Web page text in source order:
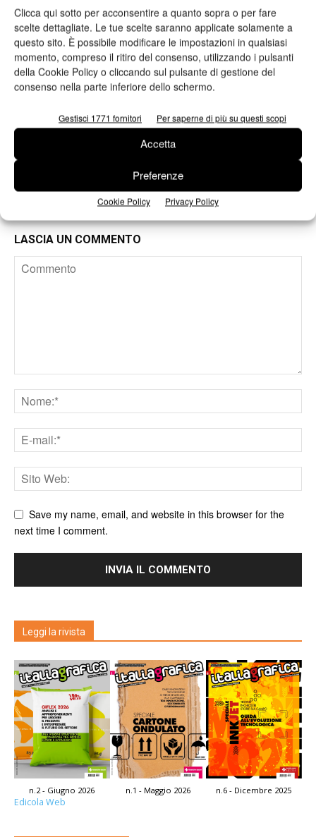
Clicca qui sotto per acconsentire a quanto sopra o per fare
scelte dettagliate. Le tue scelte saranno applicate solamente a
questo sito. È possibile modificare le impostazioni in qualsiasi
momento, compreso il ritiro del consenso, utilizzando i pulsanti
della Cookie Policy o cliccando sul pulsante di gestione del
consenso nella parte inferiore dello schermo.
Gestisci 1771 fornitori Per saperne di più su questi scopi
Accetta
Preferenze
Cookie Policy Privacy Policy
Assografici celebra 80 anni, a Milano
due giornate dedicate al futuro della
filiera grafica e cartotecnica
Heidelberg punta su packaging,
digitale e nuove tecnologie: approvata
LASCIA UN COMMENTO
Save my name, email, and website in this browser for the
next time I comment.
Leggi la rivista
n.2 - Giugno 2026 n.1 - Maggio 2026 n.6 - Dicembre 2025
Edicola Web